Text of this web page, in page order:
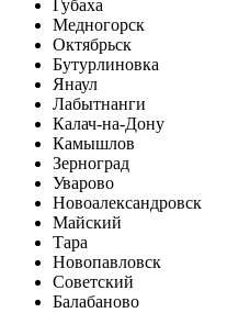
Губаха
Медногорск
Октябрьск
Бутурлиновка
Янаул
Лабытнанги
Калач-на-Дону
Камышлов
Зерноград
Уварово
Новоалександровск
Майский
Тара
Новопавловск
Советский
Балабаново